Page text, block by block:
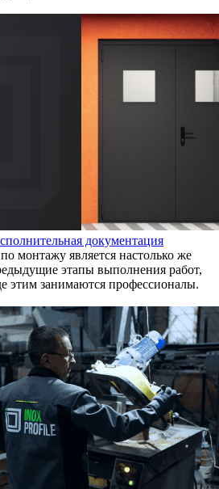
документация
монтажу является настолько же
этапы выполнения работ,
этим занимаются профессионалы.